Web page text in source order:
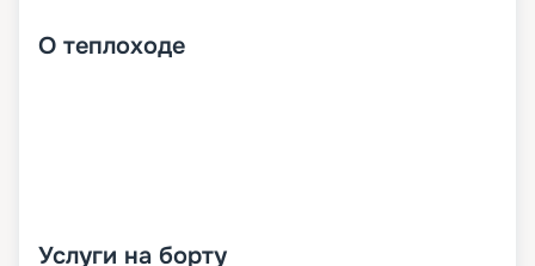
О теплоходе
Услуги на борту